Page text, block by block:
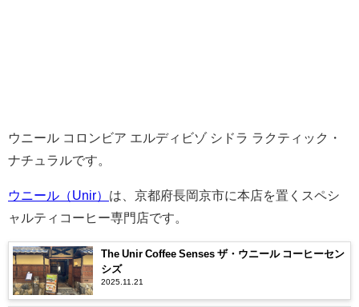
ウニール コロンビア エルディビゾ シドラ ラクティック・
ナチュラルです。
ウニール（Unir） は、京都府長岡京市に本店を置くスペシ
ャルティコーヒー専門店です。
The Unir Coffee Senses ザ・ウニール コーヒーセン
シズ
2025.11.21